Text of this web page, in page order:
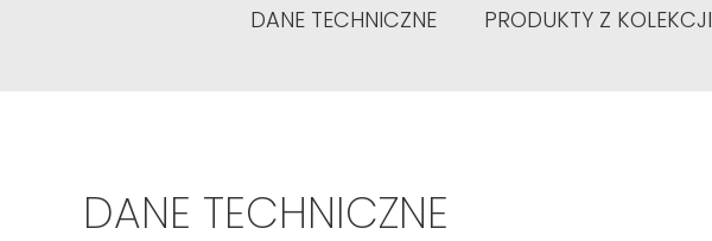
DANE TECHNICZNE PRODUKTY Z KOLEKCJI
DANE TECHNICZNE